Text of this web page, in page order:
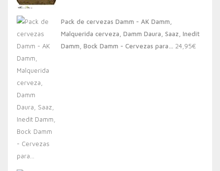
era:
20,00€.
es:
13,88€.
Pack de cervezas Damm - AK Damm,
Malquerida cerveza, Damm Daura, Saaz, Inedit
Damm, Bock Damm - Cervezas para… 24,95€